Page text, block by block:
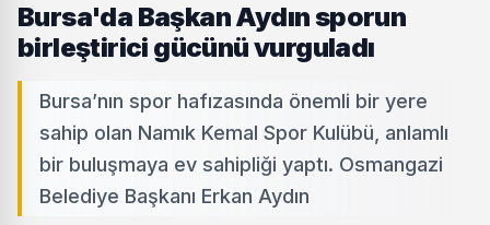
Bursa'da Başkan Aydın sporun
birleştirici gücünü vurguladı
Bursa’nın spor hafızasında önemli bir yere
sahip olan Namık Kemal Spor Kulübü, anlamlı
bir buluşmaya ev sahipliği yaptı. Osmangazi
Belediye Başkanı Erkan Aydın